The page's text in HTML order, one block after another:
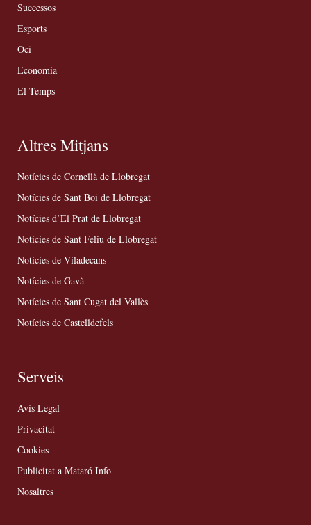
Successos
Esports
Oci
Economia
El Temps
Altres Mitjans
Notícies de Cornellà de Llobregat
Notícies de Sant Boi de Llobregat
Notícies d’El Prat de Llobregat
Notícies de Sant Feliu de Llobregat
Notícies de Viladecans
Notícies de Gavà
Notícies de Sant Cugat del Vallès
Notícies de Castelldefels
Serveis
Avís Legal
Privacitat
Cookies
Publicitat a Mataró Info
Nosaltres